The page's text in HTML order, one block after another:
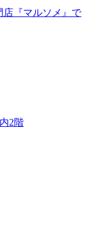
『マルソメ』で
2階